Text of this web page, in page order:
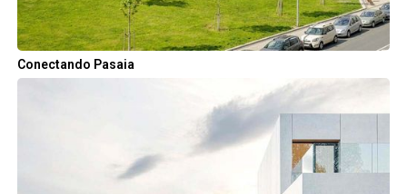
Conectando Pasaia